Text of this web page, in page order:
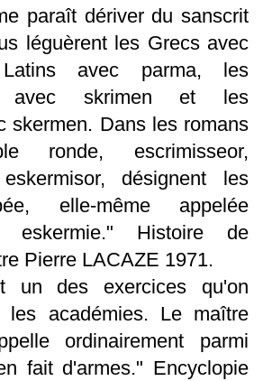
paraît dériver du sanscrit
léguèrent les Grecs avec
avec parma, les
avec skrimen et les
skermen. Dans les romans
ronde, escrimisseor,
désignent les
elle-même appelée
eskermie." Histoire de
Pierre LACAZE 1971.
un des exercices qu'on
les académies. Le maître
ordinairement parmi
fait d'armes." Encyclopie